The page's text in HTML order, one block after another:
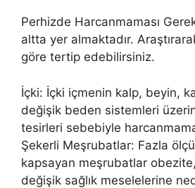
Perhizde Harcanmaması
altta yer almaktadır.
göre tertip edebilirsiniz.
İçki: İçki içmenin kalp, beyin,
değişik beden sistemleri
tesirleri sebebiyle
Şekerli Meşrubatlar: Fazla
kapsayan meşrubatlar
değişik sağlık meselelerine